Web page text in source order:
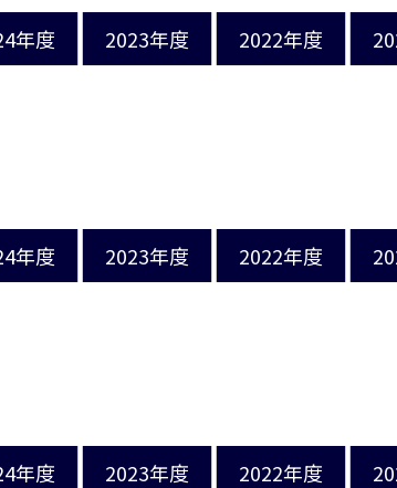
年度 2023年度 2022年度
年度 2023年度 2022年度
年度 2023年度 2022年度